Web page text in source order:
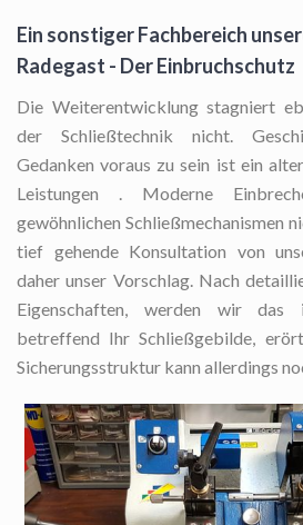
Ein sonstiger Fachbereich
Radegast - Der Einbruchschutz
Die Weiterentwicklung stagniert
der Schließtechnik nicht.
Gedanken voraus zu sein ist ein
Leistungen . Moderne
gewöhnlichen Schließmechanismen
tief gehende Konsultation von
daher unser Vorschlag. Nach
Eigenschaften, werden wir das
betreffend Ihr Schließgebilde,
Sicherungsstruktur kann allerdings